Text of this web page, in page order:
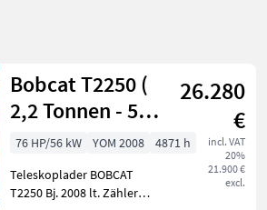
Place Filter
Bobcat T2250 (
2,2 Tonnen - 5
Meter )
26.280
€
incl. VAT
20%
21.900 €
excl.
76 HP/56 kW YOM 2008
4871 h
Teleskoplader BOBCAT
T2250 Bj. 2008 lt. Zähler